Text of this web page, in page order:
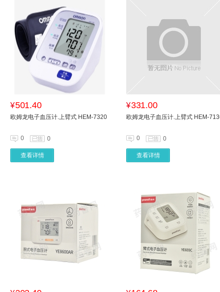
¥501.40
欧姆龙电子血压计.上臂式 HEM-7320
0 0
查看详情
¥331.00
欧姆龙电子血压计.上臂式 HEM-
0 0
查看详情